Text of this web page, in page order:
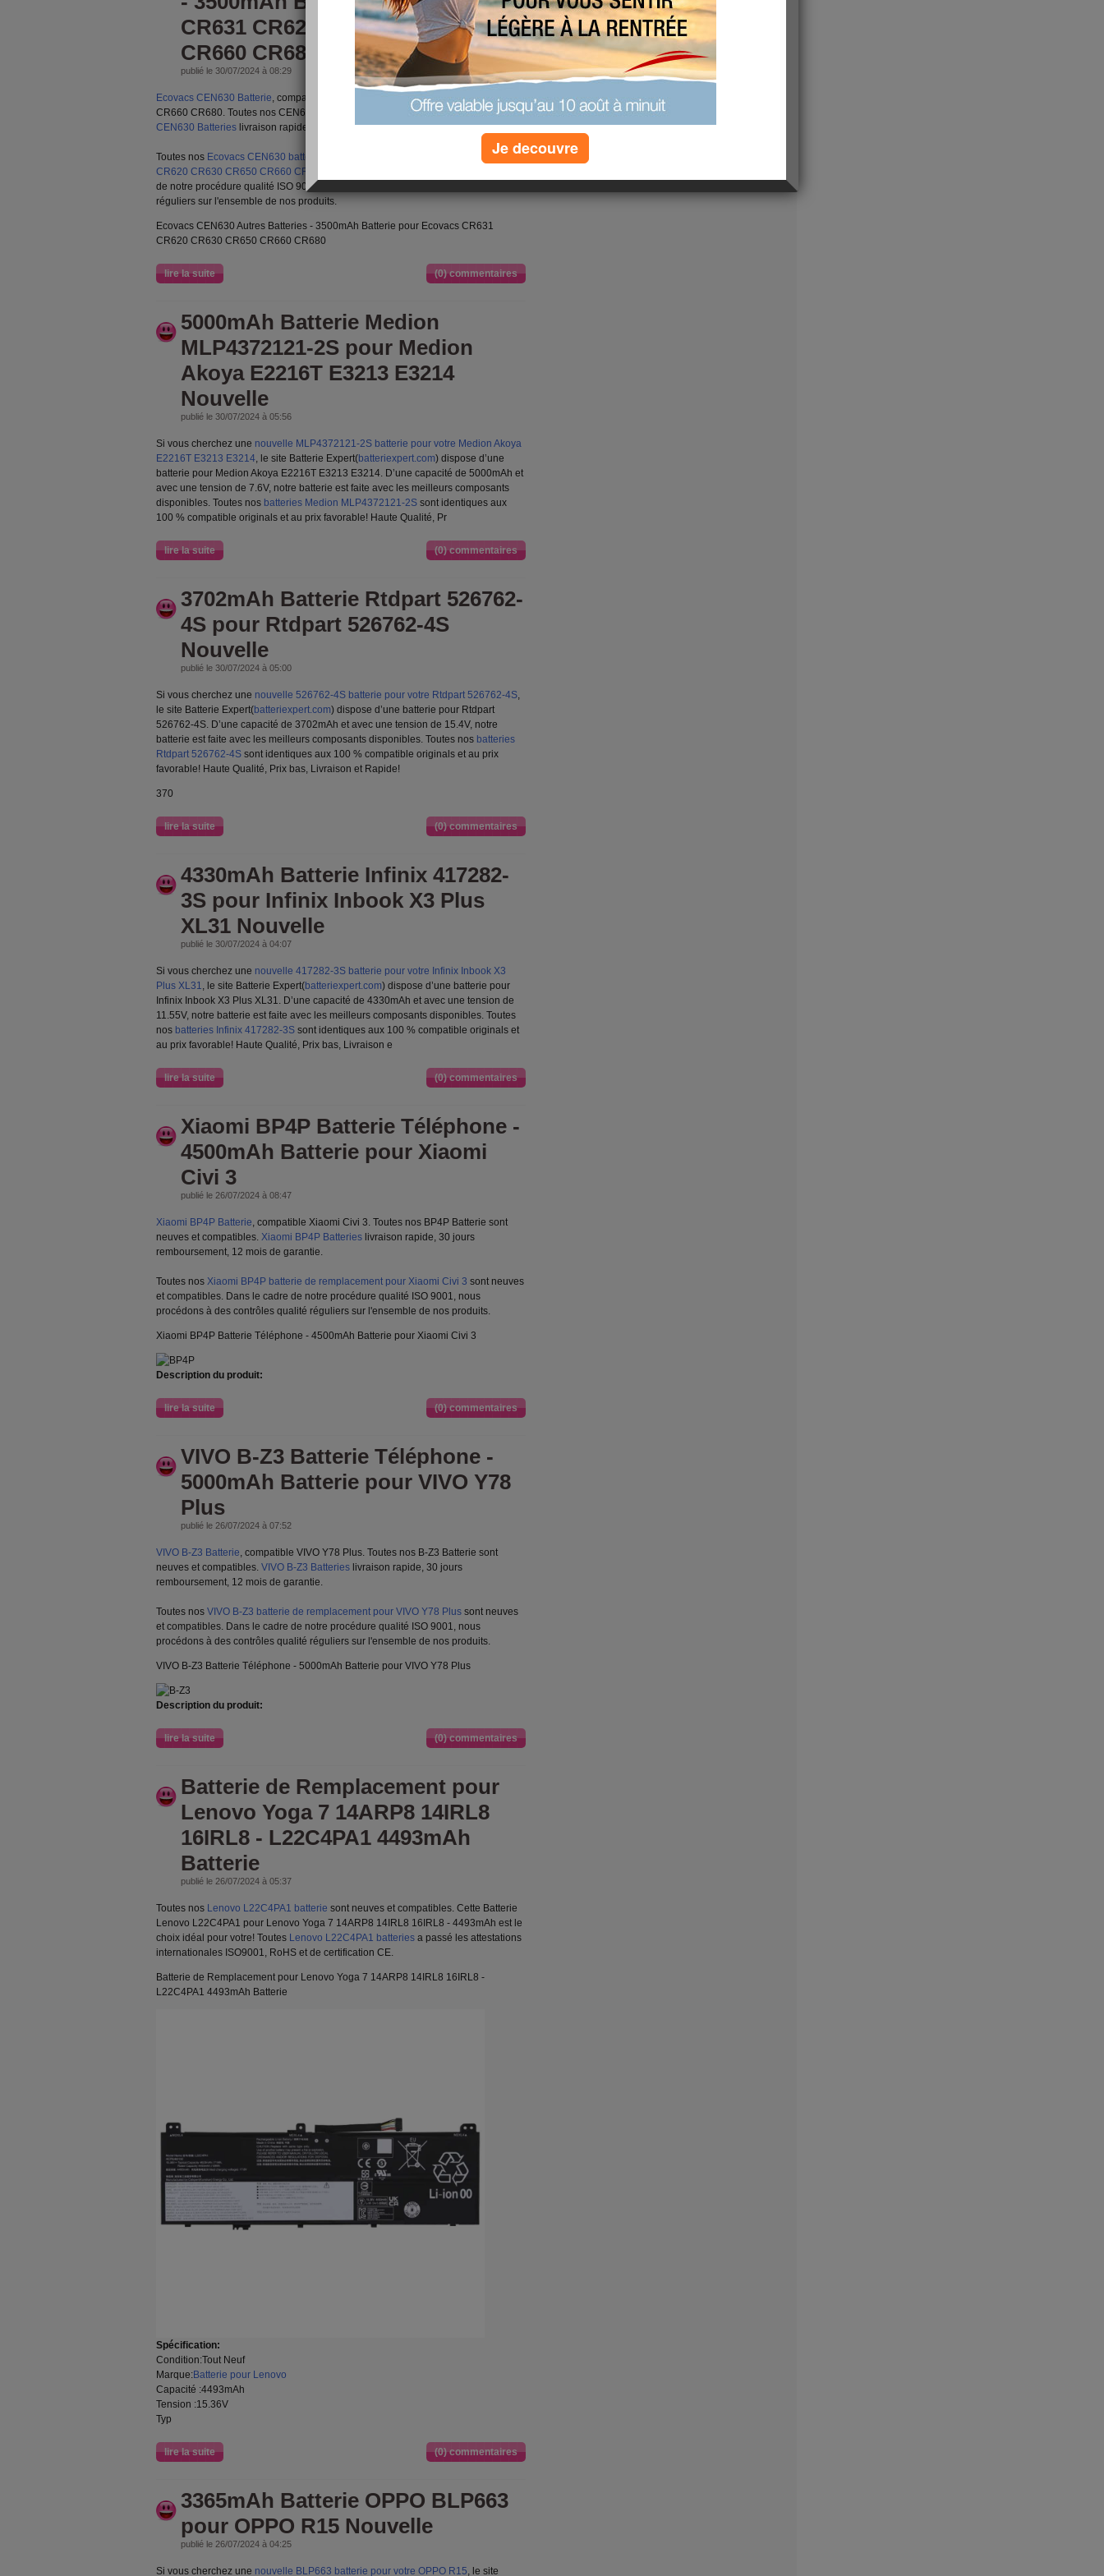
CR631 CR620 CR630 CR650
CR660 CR680
publié le 30/07/2024 à 08:29
Ecovacs CEN630 Batterie, compatible Ecovacs CR631 CR620 CR630 CR650
CR660 CR680. Toutes nos CEN630 Batterie sont neuves et compatibles.Ecovacs
CEN630 Batteries livraison rapide, 30 jours remboursement, 12 mois de garantie.
Toutes nos Ecovacs CEN630 batterie de remplacement pour Ecovacs CR631
CR620 CR630 CR650 CR660 CR680
de notre procédure qualité ISO 9001, nous procédons à des contrôles qualité
réguliers sur l'ensemble de nos produits.
Ecovacs CEN630 Autres Batteries - 3500mAh Batterie pour Ecovacs CR631
CR620 CR630 CR650 CR660 CR680
lire la suite (0) commentaires
5000mAh Batterie Medion
MLP4372121-2S pour Medion
Akoya E2216T E3213 E3214
Nouvelle
publié le 30/07/2024 à 05:56
Si vous cherchez une nouvelle MLP4372121-2S batterie pour votre Medion Akoya
E2216T E3213 E3214, le site Batterie Expert(batteriexpert.com) dispose d’une
batterie pour Medion Akoya E2216T E3213 E3214. D’une capacité de 5000mAh et
avec une tension de 7.6V, notre batterie est faite avec les meilleurs composants
disponibles. Toutes nos batteries Medion MLP4372121-2S sont identiques aux
100 % compatible originals et au prix favorable! Haute Qualité, Pr
lire la suite (0) commentaires
3702mAh Batterie Rtdpart 526762-
4S pour Rtdpart 526762-4S
Nouvelle
publié le 30/07/2024 à 05:00
Si vous cherchez une nouvelle 526762-4S batterie pour votre Rtdpart 526762-4S,
le site Batterie Expert(batteriexpert.com) dispose d’une batterie pour Rtdpart
526762-4S. D’une capacité de 3702mAh et avec une tension de 15.4V, notre
batterie est faite avec les meilleurs composants disponibles. Toutes nos batteries
Rtdpart 526762-4S sont identiques aux 100 % compatible originals et au prix
favorable! Haute Qualité, Prix bas, Livraison et Rapide!
370
lire la suite (0) commentaires
4330mAh Batterie Infinix 417282-
3S pour Infinix Inbook X3 Plus
XL31 Nouvelle
publié le 30/07/2024 à 04:07
Si vous cherchez une nouvelle 417282-3S batterie pour votre Infinix Inbook X3
Plus XL31, le site Batterie Expert(batteriexpert.com) dispose d’une batterie pour
Infinix Inbook X3 Plus XL31. D’une capacité de 4330mAh et avec une tension de
11.55V, notre batterie est faite avec les meilleurs composants disponibles. Toutes
nos batteries Infinix 417282-3S sont identiques aux 100 % compatible originals et
au prix favorable! Haute Qualité, Prix bas, Livraison e
lire la suite (0) commentaires
Xiaomi BP4P Batterie Téléphone -
4500mAh Batterie pour Xiaomi
Civi 3
publié le 26/07/2024 à 08:47
Xiaomi BP4P Batterie, compatible Xiaomi Civi 3. Toutes nos BP4P Batterie sont
neuves et compatibles. Xiaomi BP4P Batteries livraison rapide, 30 jours
remboursement, 12 mois de garantie.
Toutes nos Xiaomi BP4P batterie de remplacement pour Xiaomi Civi 3 sont neuves
et compatibles. Dans le cadre de notre procédure qualité ISO 9001, nous
procédons à des contrôles qualité réguliers sur l'ensemble de nos produits.
Xiaomi BP4P Batterie Téléphone - 4500mAh Batterie pour Xiaomi Civi 3
Description du produit:
lire la suite (0) commentaires
VIVO B-Z3 Batterie Téléphone -
5000mAh Batterie pour VIVO Y78
Plus
publié le 26/07/2024 à 07:52
VIVO B-Z3 Batterie, compatible VIVO Y78 Plus. Toutes nos B-Z3 Batterie sont
neuves et compatibles. VIVO B-Z3 Batteries livraison rapide, 30 jours
remboursement, 12 mois de garantie.
Toutes nos VIVO B-Z3 batterie de remplacement pour VIVO Y78 Plus sont neuves
et compatibles. Dans le cadre de notre procédure qualité ISO 9001, nous
procédons à des contrôles qualité réguliers sur l'ensemble de nos produits.
VIVO B-Z3 Batterie Téléphone - 5000mAh Batterie pour VIVO Y78 Plus
Description du produit:
lire la suite (0) commentaires
Batterie de Remplacement pour
Lenovo Yoga 7 14ARP8 14IRL8
16IRL8 - L22C4PA1 4493mAh
Batterie
publié le 26/07/2024 à 05:37
Toutes nos Lenovo L22C4PA1 batterie sont neuves et compatibles. Cette Batterie
Lenovo L22C4PA1 pour Lenovo Yoga 7 14ARP8 14IRL8 16IRL8 - 4493mAh est le
choix idéal pour votre! Toutes Lenovo L22C4PA1 batteries a passé les attestations
internationales ISO9001, RoHS et de certification CE.
Batterie de Remplacement pour Lenovo Yoga 7 14ARP8 14IRL8 16IRL8 -
L22C4PA1 4493mAh Batterie
Spécification:
Condition:Tout Neuf
Marque:Batterie pour Lenovo
Capacité :4493mAh
Tension :15.36V
Typ
lire la suite (0) commentaires
3365mAh Batterie OPPO BLP663
pour OPPO R15 Nouvelle
publié le 26/07/2024 à 04:25
Si vous cherchez une nouvelle BLP663 batterie pour votre OPPO R15, le site
Je decouvre